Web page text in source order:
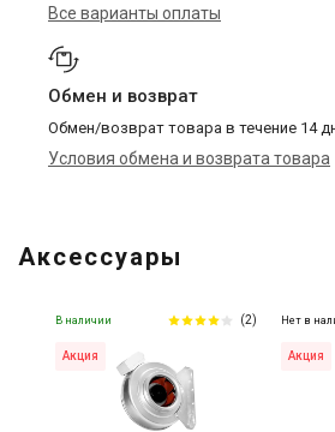
Все варианты оплаты
Обмен и возврат
Обмен/возврат товара в течение 14
Условия обмена и возврата товара
Аксессуары
В наличии (2)
Акция
Нет в
Акция